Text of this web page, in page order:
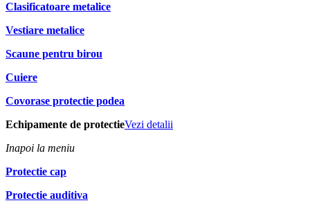
Clasificatoare metalice
Vestiare metalice
Scaune pentru birou
Cuiere
Covorase protectie podea
Echipamente de protectieVezi detalii
Inapoi la meniu
Protectie cap
Protectie auditiva